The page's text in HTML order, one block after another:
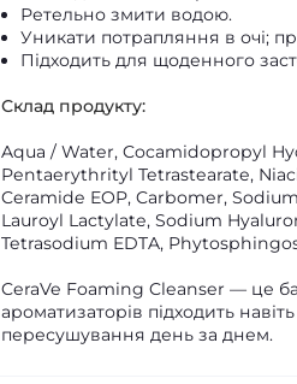
Ретельно змити водою.
Уникати потрапляння в очі;
Підходить для щоденного
Склад продукту:
Aqua / Water, Cocamidopropyl
Pentaerythrityl Tetrastearate,
Ceramide EOP, Carbomer,
Lauroyl Lactylate, Sodium
Tetrasodium EDTA,
CeraVe Foaming Cleanser — це
ароматизаторів підходить
пересушування день за днем.